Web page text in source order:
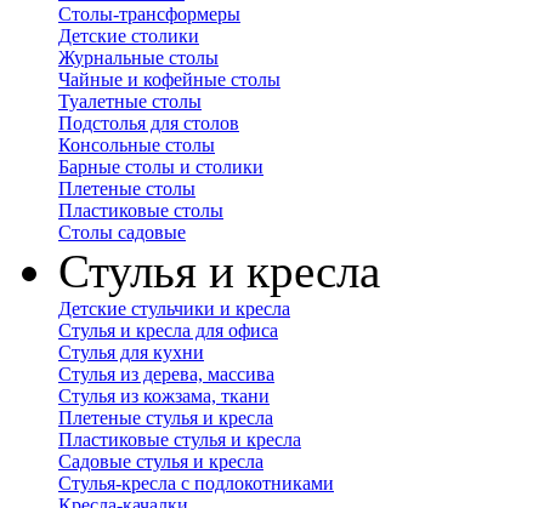
Столы-трансформеры
Детские столики
Журнальные столы
Чайные и кофейные столы
Туалетные столы
Подстолья для столов
Консольные столы
Барные столы и столики
Плетеные столы
Пластиковые столы
Столы садовые
Стулья и кресла
Детские стульчики и кресла
Стулья и кресла для офиса
Стулья для кухни
Стулья из дерева, массива
Стулья из кожзама, ткани
Плетеные стулья и кресла
Пластиковые стулья и кресла
Садовые стулья и кресла
Стулья-кресла с подлокотниками